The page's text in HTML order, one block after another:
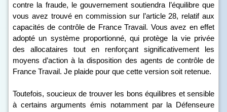
contre la fraude, le gouvernement soutiendra l’équilibre que
vous avez trouvé en commission sur l’article 28, relatif aux
capacités de contrôle de France Travail. Vous avez en effet
adopté un système proportionné, qui protège la vie privée
des allocataires tout en renforçant significativement les
moyens d’action à la disposition des agents de contrôle de
France Travail. Je plaide pour que cette version soit retenue.
Toutefois, soucieux de trouver les bons équilibres et sensible
à certains arguments émis notamment par la Défenseure